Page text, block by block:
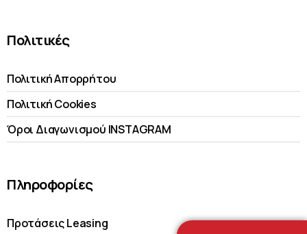
Πολιτικές
Πολιτική Απορρήτου
Πολιτική Cookies
Όροι Διαγωνισμού INSTAGRAM
Πληροφορίες
Προτάσεις Leasing